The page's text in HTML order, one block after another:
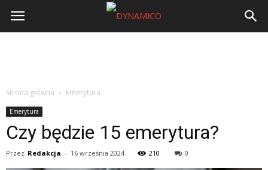
Strona główna Emerytura
Emerytura
Czy będzie 15 emerytura?
Przez Redakcja - 16 września 2024 210 0